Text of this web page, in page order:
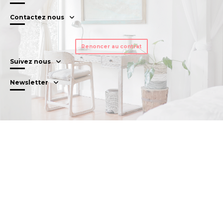
Contactez nous
Renoncer au contrat
Suivez nous
Newsletter